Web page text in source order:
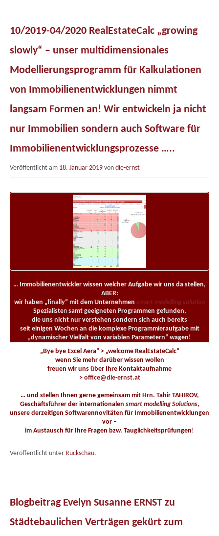
10/2019-04/2020 RealEstateCalc „growing
slowly“ – unser multidimensionales
Modellierungsprogramm für Kalkulationen
von Immobilienentwicklungen nimmt
langsam Formen an! Wir entwickeln ja nicht
nur Immobilien sondern auch Software für
Immobilienentwicklungsprozesse …..
Veröffentlicht am 18. Januar 2019 von die-ernst
… Immobilienentwickler wissen welcher Aufgabe wir uns da stellen,
ABER:
wir haben „finally“ mit dem Unternehmen smart modelling solution
Spezialistensamt geeigneten Programmen gefunden,
die uns nicht nur verstehen sondern sich auch bereits
seit einigen Wochen an die komplexe Programmieraufgabe mit
„dynamischer Vielfalt von variablen Parametern“ wagen!
„Bye bye Excel Aera“ > „welcome RealEstateCalc“
wenn Sie mehr darüber wissen wollen
freuen wir uns über Ihre Kontaktaufnahme
> office@die-ernst.at
… und stellen Ihnen gerne gemeinsam mit Hrn. Tahir TAHIROV,
Geschäftsführer der internationalen smart modelling Solutions,
unsere derzeitigen Softwarennovitäten für Immobilienentwicklungen
vor –
im Austausch für Ihre Fragen bzw. Tauglichkeitsprüfungen!
Veröffentlicht unter Rückschau.
Blogbeitrag Evelyn Susanne ERNST zu
Städtebaulichen Verträgen gekürt zum